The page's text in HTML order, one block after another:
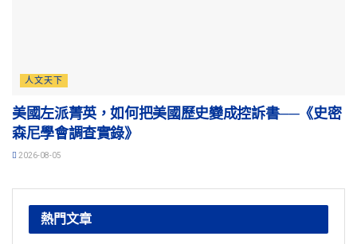
人文天下
美國左派菁英，如何把美國歷史變成控訴書──《史密
森尼學會調查實錄》
2026-08-05
熱門文章